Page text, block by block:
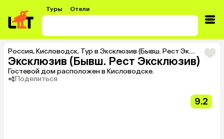
Туры Отели
Россия,Кисловодск, Тур в Эксклюзив (Бывш. Рест Эксклюзив)
Эксклюзив (Бывш. Рест Эксклюзив)
Гостевой дом расположен в Кисловодске.
Поделиться
9.2